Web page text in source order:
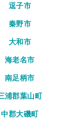
逗子市
秦野市
大和市
海老名市
南足柄市
浦郡葉山町
中郡大磯町